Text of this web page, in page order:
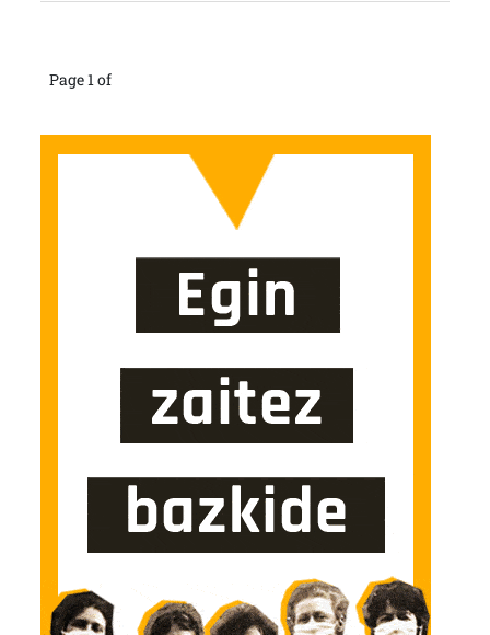
Page 1 of